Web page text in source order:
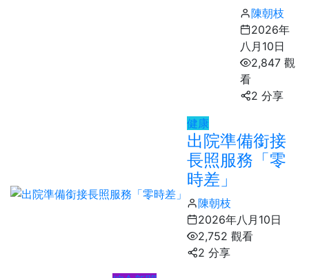
陳朝枝
2026年
八月10日
2,847 觀
看
2 分享
健康
出院準備銜接
長照服務「零
時差」
陳朝枝
2026年八月10日
2,752 觀看
2 分享